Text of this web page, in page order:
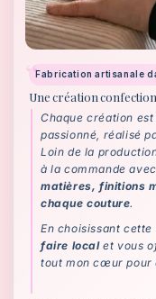
Fabrication artisanale
Une création
Chaque création
passionné, réalisé
Loin de la
à la commande
matières, finitions
chaque couture.
En choisissant
faire localet vous
tout mon cœur pour